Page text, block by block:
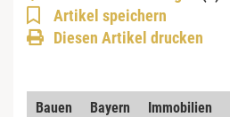
Artikel speichern
Diesen Artikel drucken
Bauen Bayern Immobilien